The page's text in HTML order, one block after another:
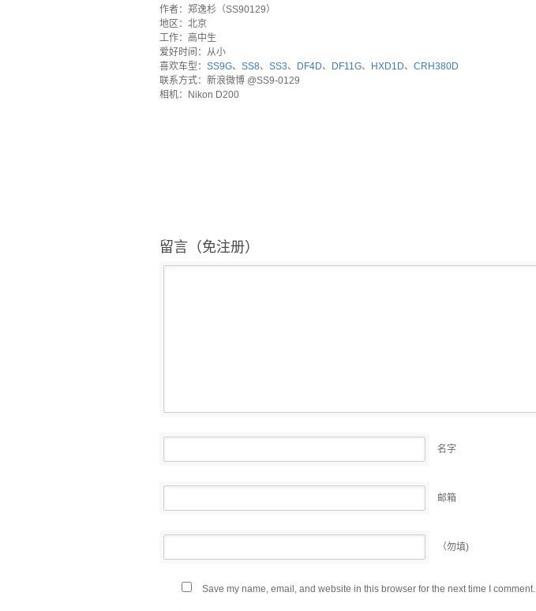
作者：郑逸杉（SS90129）
地区：北京
工作：高中生
爱好时间：从小
喜欢车型： SS9G、 SS8、 SS3、 DF4D、 DF11G、 HXD1D、 CRH380D
联系方式：新浪微博 @SS9-0129
相机：Nikon D200
留言（免注册）
名字
邮箱
（勿填)
Save my name, email, and website in this browser for the next time I comment.